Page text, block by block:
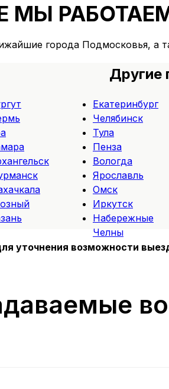
МЫ
города Подмосковья, а
уточнения возможности
Другие
Екатеринбург
Челябинск
Тула
Пенза
Вологда
Ярославль
Омск
Иркутск
Набережные
Челны